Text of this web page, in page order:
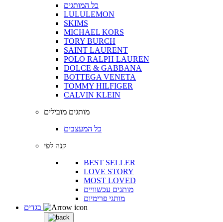
כל המותגים
LULULEMON
SKIMS
MICHAEL KORS
TORY BURCH
SAINT LAURENT
POLO RALPH LAUREN
DOLCE & GABBANA
BOTTEGA VENETA
TOMMY HILFIGER
CALVIN KLEIN
מותגים מובילים
כל המעצבים
קנה לפי
BEST SELLER
LOVE STORY
MOST LOVED
מותגים עכשוויים
מותגי פרימיום